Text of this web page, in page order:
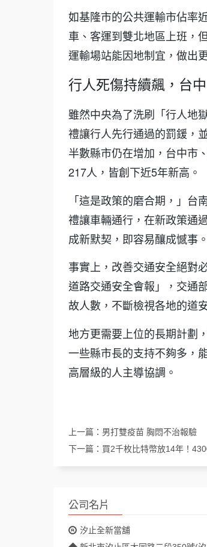
如基隆市的公共運輸市佔率
車、客運到雙北地區上班，
運輸場站能因地制宜，做出
行人死傷持續飆，台
雖然中央為了洗刷「行人地
禮讓行人先行通過的罰鍰，
半數縣市仍在增加，台中市
217人，皆創下近5年新高。
「這是政策的磨合期，」
禮讓車輛通行，在新政策通
成新默契，即容易釀成憾事。
事實上，改善交通安全絕對
道路交通安全會報」，交通
故人數，不斷檢視各地的道
地方更需要上位的長期計劃
一些縣市長的支持不夠多，
高層級的人主導協調。
上一篇： 男打雙疫苗 胸悶不治報驗
下一篇： 買2千枚比特幣放14年！
公司名片
汐止全新當舖